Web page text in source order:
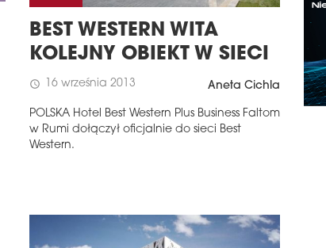
BEST WESTERN WITA
KOLEJNY OBIEKT W SIECI
schedule 16 września 2013 Aneta Cichla
POLSKA Hotel Best Western Plus Business Faltom
w Rumi dołączył oficjalnie do sieci Best
Western.